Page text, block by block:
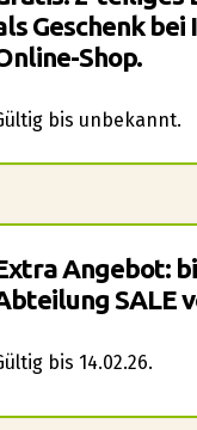
Geschenk
Shop.
bis unbekannt.
Angebot:
SALE
bis 14.02.26.